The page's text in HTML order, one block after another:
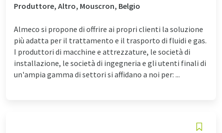
Produttore, Altro, Mouscron, Belgio
Almeco si propone di offrire ai propri clienti la soluzione
più adatta per il trattamento e il trasporto di fluidi e gas.
I produttori di macchine e attrezzature, le società di
installazione, le società di ingegneria e gli utenti finali di
un'ampia gamma di settori si affidano a noi per: ...